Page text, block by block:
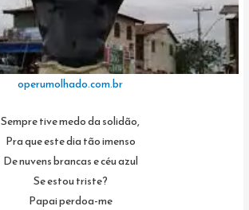
operumolhado.com.br
Sempre tive medo da solidão,
Pra que este dia tão imenso
De nuvens brancas e céu azul
Se estou triste?
Papai perdoa-me